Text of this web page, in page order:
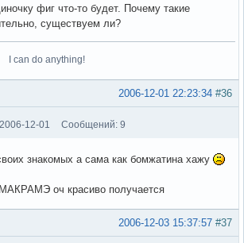
фиг что-то будет. Почему такие
существуем ли?
can do anything!
#36
2006-12-01 22:23:34
12-01 Сообщений: 9
знакомых а сама как бомжатина хажу
оч красиво получается
#37
2006-12-03 15:37:57